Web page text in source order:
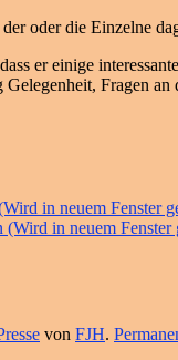
oder die Einzelne
er einige
Fragen
in neuem Fenster
in neuem Fenster
von FJH.